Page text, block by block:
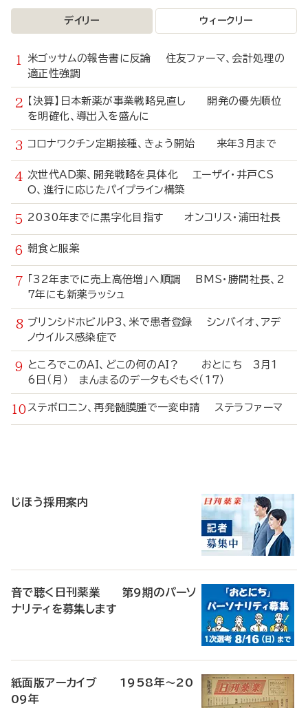
デイリー ウィークリー
米ゴッサムの報告書に反論 住友ファーマ、会計処理の
適正性強調
【決算】日本新薬が事業戦略見直し 開発の優先順位
を明確化、導出入を盛んに
コロナワクチン定期接種、きょう開始 来年3月まで
次世代AD薬、開発戦略を具体化 エーザイ・井戸CS
O、進行に応じたパイプライン構築
2030年までに黒字化目指す オンコリス・浦田社長
朝食と服薬
「32年までに売上高倍増」へ順調 BMS・勝間社長、2
7年にも新薬ラッシュ
ブリンシドホビルP3、米で患者登録 シンバイオ、アデ
ノウイルス感染症で
ところでこのAI、どこの何のAI？ おとにち 3月1
6日（月） まんまるのデータもぐもぐ（17）
ステボロニン、再発髄膜腫で一変申請 ステラファーマ
じほう採用案内
音で聴く日刊薬業 第9期のパーソ
ナリティを募集します
紙面版アーカイブ 1958年～20
09年